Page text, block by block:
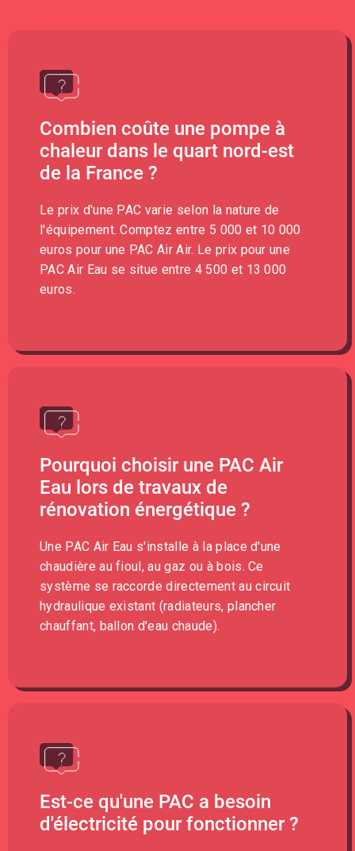
Combien coûte une pompe à
chaleur dans le quart nord-est
de la France ?
Le prix d'une PAC varie selon la nature de
l'équipement. Comptez entre 5 000 et 10 000
euros pour une PAC Air Air. Le prix pour une
PAC Air Eau se situe entre 4 500 et 13 000
euros.
Pourquoi choisir une PAC Air
Eau lors de travaux de
rénovation énergétique ?
Une PAC Air Eau s'installe à la place d'une
chaudière au fioul, au gaz ou à bois. Ce
système se raccorde directement au circuit
hydraulique existant (radiateurs, plancher
chauffant, ballon d'eau chaude).
Est-ce qu'une PAC a besoin
d'électricité pour fonctionner ?